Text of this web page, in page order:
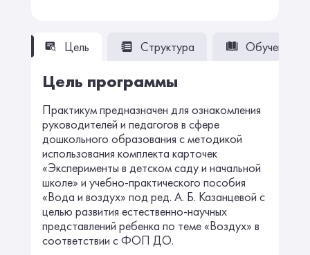
Цель Структура Обучение
Цель программы
Практикум предназначен для ознакомления
руководителей и педагогов в сфере
дошкольного образования с методикой
использования комплекта карточек
«Эксперименты в детском саду и начальной
школе» и учебно-практического пособия
«Вода и воздух» под ред. А. Б. Казанцевой с
целью развития естественно-научных
представлений ребенка по теме «Воздух» в
соответствии с ФОП ДО.